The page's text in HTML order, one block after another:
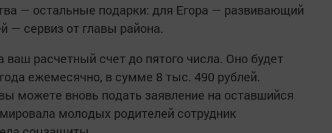
— остальные подарки: для Егора — развивающий
— сервиз от главы района.
ваш расчетный счет до пятого числа. Оно будет
ежемесячно, в сумме 8 тыс. 490 рублей.
можете вновь подать заявление на оставшийся
молодых родителей сотрудник